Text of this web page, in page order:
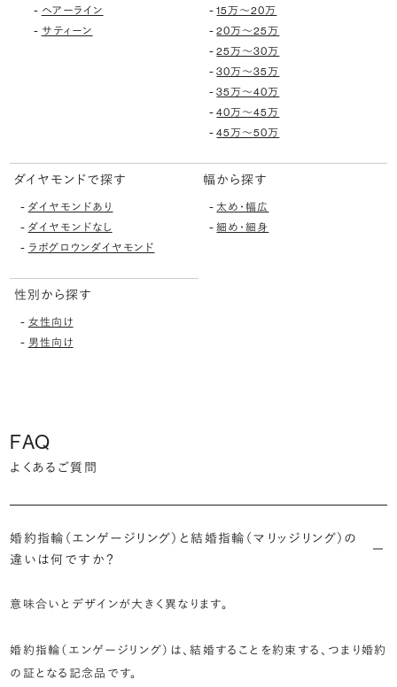
- ヘアーライン
- サティーン
-15万〜20万
-20万〜25万
-25万〜30万
-30万〜35万
-35万〜40万
-40万〜45万
-45万〜50万
ダイヤモンドで探す
- ダイヤモンドあり
- ダイヤモンドなし
- ラボグロウンダイヤモンド
幅から探す
- 太め・幅広
-細め・細身
性別から探す
- 女性向け
- 男性向け
FAQ
よくあるご質問
婚約指輪（エンゲージリング）と結婚指輪（マリッジリング）の
違いは何ですか？
意味合いとデザインが大きく異なります。
婚約指輪（エンゲージリング）は、結婚することを約束する、つまり婚約
の証となる記念品です。